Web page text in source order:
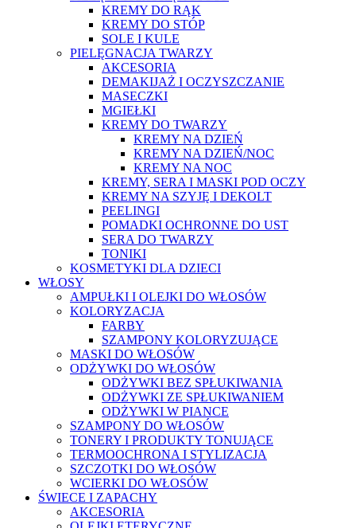
KREMY DO RĄK
KREMY DO STÓP
SOLE I KULE
PIELĘGNACJA TWARZY
AKCESORIA
DEMAKIJAŻ I OCZYSZCZANIE
MASECZKI
MGIEŁKI
KREMY DO TWARZY
KREMY NA DZIEŃ
KREMY NA DZIEŃ/NOC
KREMY NA NOC
KREMY, SERA I MASKI POD OCZY
KREMY NA SZYJĘ I DEKOLT
PEELINGI
POMADKI OCHRONNE DO UST
SERA DO TWARZY
TONIKI
KOSMETYKI DLA DZIECI
WŁOSY
AMPUŁKI I OLEJKI DO WŁOSÓW
KOLORYZACJA
FARBY
SZAMPONY KOLORYZUJĄCE
MASKI DO WŁOSÓW
ODŻYWKI DO WŁOSÓW
ODŻYWKI BEZ SPŁUKIWANIA
ODŻYWKI ZE SPŁUKIWANIEM
ODŻYWKI W PIANCE
SZAMPONY DO WŁOSÓW
TONERY I PRODUKTY TONUJĄCE
TERMOOCHRONA I STYLIZACJA
SZCZOTKI DO WŁOSÓW
WCIERKI DO WŁOSÓW
ŚWIECE I ZAPACHY
AKCESORIA